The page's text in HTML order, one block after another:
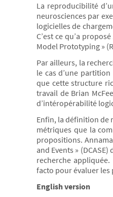
La reproducibilité
neurosciences par
logicielles de
C’est ce qu’a
Model Prototyping »
Par ailleurs, la
le cas d’une
que cette structure
travail de Brian
d’intéropérabilité
Enfin, la définition de
métriques que la
propositions.
and Events »
recherche
facto pour évaluer les
English version